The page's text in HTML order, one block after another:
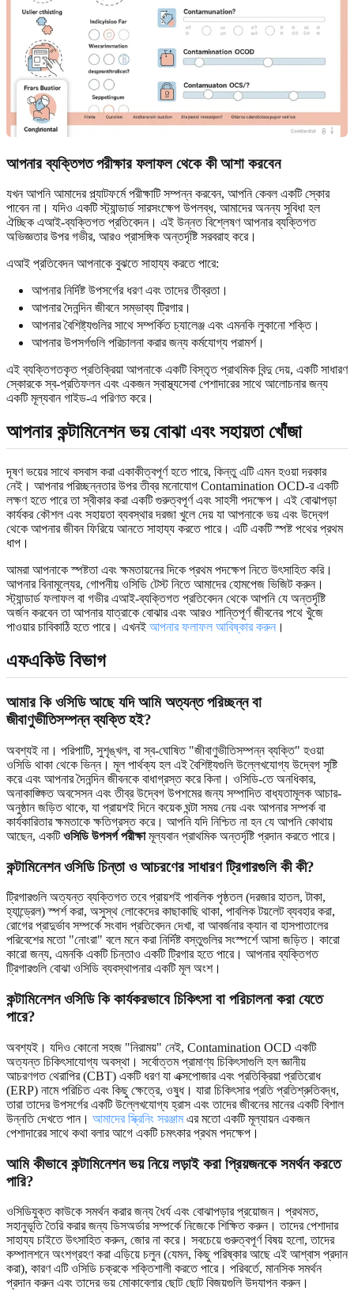
আপনার ব্যক্তিগত পরীক্ষার ফলাফল থেকে কী আশা করবেন
যখন আপনি আমাদের প্ল্যাটফর্মে পরীক্ষাটি সম্পন্ন করবেন, আপনি কেবল একটি স্কোর
পাবেন না। যদিও একটি স্ট্যান্ডার্ড সারসংক্ষেপ উপলব্ধ, আমাদের অনন্য সুবিধা হল
ঐচ্ছিক এআই-ব্যক্তিগত প্রতিবেদন। এই উন্নত বিশ্লেষণ আপনার ব্যক্তিগত
অভিজ্ঞতার উপর গভীর, আরও প্রাসঙ্গিক অন্তর্দৃষ্টি সরবরাহ করে।
এআই প্রতিবেদন আপনাকে বুঝতে সাহায্য করতে পারে:
আপনার নির্দিষ্ট উপসর্গের ধরণ এবং তাদের তীব্রতা।
আপনার দৈনন্দিন জীবনে সম্ভাব্য ট্রিগার।
আপনার বৈশিষ্ট্যগুলির সাথে সম্পর্কিত চ্যালেঞ্জ এবং এমনকি লুকানো শক্তি।
আপনার উপসর্গগুলি পরিচালনা করার জন্য কর্মযোগ্য পরামর্শ।
এই ব্যক্তিগতকৃত প্রতিক্রিয়া আপনাকে একটি বিস্তৃত প্রাথমিক বিন্দু দেয়, একটি সাধারণ
স্কোরকে স্ব-প্রতিফলন এবং একজন স্বাস্থ্যসেবা পেশাদারের সাথে আলোচনার জন্য
একটি মূল্যবান গাইড-এ পরিণত করে।
আপনার কন্টামিনেশন ভয় বোঝা এবং সহায়তা খোঁজা
দূষণ ভয়ের সাথে বসবাস করা একাকীত্বপূর্ণ হতে পারে, কিন্তু এটি এমন হওয়া দরকার
নেই। আপনার পরিচ্ছন্নতার উপর তীব্র মনোযোগ Contamination OCD-র একটি
লক্ষণ হতে পারে তা স্বীকার করা একটি গুরুত্বপূর্ণ এবং সাহসী পদক্ষেপ। এই বোঝাপড়া
কার্যকর কৌশল এবং সহায়তা ব্যবস্থার দরজা খুলে দেয় যা আপনাকে ভয় এবং উদ্বেগ
থেকে আপনার জীবন ফিরিয়ে আনতে সাহায্য করতে পারে। এটি একটি স্পষ্ট পথের প্রথম
ধাপ।
আমরা আপনাকে স্পষ্টতা এবং ক্ষমতায়নের দিকে প্রথম পদক্ষেপ নিতে উৎসাহিত করি।
আপনার বিনামূল্যের, গোপনীয় ওসিডি টেস্ট নিতে আমাদের হোমপেজ ভিজিট করুন।
স্ট্যান্ডার্ড ফলাফল বা গভীর এআই-ব্যক্তিগত প্রতিবেদন থেকে আপনি যে অন্তর্দৃষ্টি
অর্জন করবেন তা আপনার যাত্রাকে বোঝার এবং আরও শান্তিপূর্ণ জীবনের পথে খুঁজে
পাওয়ার চাবিকাঠি হতে পারে। এখনই আপনার ফলাফল আবিষ্কার করুন ।
এফএকিউ বিভাগ
আমার কি ওসিডি আছে যদি আমি অত্যন্ত পরিচ্ছন্ন বা
জীবাণুভীতিসম্পন্ন ব্যক্তি হই?
অবশ্যই না। পরিপাটি, সুশৃঙ্খল, বা স্ব-ঘোষিত "জীবাণুভীতিসম্পন্ন ব্যক্তি" হওয়া
ওসিডি থাকা থেকে ভিন্ন। মূল পার্থক্য হল এই বৈশিষ্ট্যগুলি উল্লেখযোগ্য উদ্বেগ সৃষ্টি
করে এবং আপনার দৈনন্দিন জীবনকে বাধাগ্রস্ত করে কিনা। ওসিডি-তে অনধিকার,
অনাকাঙ্ক্ষিত অবসেসন এবং তীব্র উদ্বেগ উপশমের জন্য সম্পাদিত বাধ্যতামূলক আচার-
অনুষ্ঠান জড়িত থাকে, যা প্রায়শই দিনে কয়েক ঘন্টা সময় নেয় এবং আপনার সম্পর্ক বা
কার্যকারিতার ক্ষমতাকে ক্ষতিগ্রস্ত করে। আপনি যদি নিশ্চিত না হন যে আপনি কোথায়
আছেন, একটিওসিডি উপসর্গ পরীক্ষামূল্যবান প্রাথমিক অন্তর্দৃষ্টি প্রদান করতে পারে।
কন্টামিনেশন ওসিডি চিন্তা ও আচরণের সাধারণ ট্রিগারগুলি কী কী?
ট্রিগারগুলি অত্যন্ত ব্যক্তিগত তবে প্রায়শই পাবলিক পৃষ্ঠতল (দরজার হাতল, টাকা,
হ্যান্ড্রেল) স্পর্শ করা, অসুস্থ লোকেদের কাছাকাছি থাকা, পাবলিক টয়লেট ব্যবহার করা,
রোগের প্রাদুর্ভাব সম্পর্কে সংবাদ প্রতিবেদন দেখা, বা আবর্জনার ক্যান বা হাসপাতালের
পরিবেশের মতো "নোংরা" বলে মনে করা নির্দিষ্ট বস্তুগুলির সংস্পর্শে আসা জড়িত। কারো
কারো জন্য, এমনকি একটি চিন্তাও একটি ট্রিগার হতে পারে। আপনার ব্যক্তিগত
ট্রিগারগুলি বোঝা ওসিডি ব্যবস্থাপনার একটি মূল অংশ।
কন্টামিনেশন ওসিডি কি কার্যকরভাবে চিকিৎসা বা পরিচালনা করা যেতে
পারে?
অবশ্যই। যদিও কোনো সহজ "নিরাময়" নেই, Contamination OCD একটি
অত্যন্ত চিকিৎসাযোগ্য অবস্থা। সর্বোত্তম প্রামাণ্য চিকিৎসাগুলি হল জ্ঞানীয়
আচরণগত থেরাপির (CBT) একটি ধরণ যা এক্সপোজার এবং প্রতিক্রিয়া প্রতিরোধ
(ERP) নামে পরিচিত এবং কিছু ক্ষেত্রে, ওষুধ। যারা চিকিৎসার প্রতি প্রতিশ্রুতিবদ্ধ,
তারা তাদের উপসর্গের একটি উল্লেখযোগ্য হ্রাস এবং তাদের জীবনের মানের একটি বিশাল
উন্নতি দেখতে পান। আমাদের স্ক্রিনিং সরঞ্জামএর মতো একটি মূল্যায়ন একজন
পেশাদারের সাথে কথা বলার আগে একটি চমৎকার প্রথম পদক্ষেপ।
আমি কীভাবে কন্টামিনেশন ভয় নিয়ে লড়াই করা প্রিয়জনকে সমর্থন করতে
পারি?
ওসিডিযুক্ত কাউকে সমর্থন করার জন্য ধৈর্য এবং বোঝাপড়ার প্রয়োজন। প্রথমত,
সহানুভূতি তৈরি করার জন্য ডিসঅর্ডার সম্পর্কে নিজেকে শিক্ষিত করুন। তাদের পেশাদার
সাহায্য চাইতে উৎসাহিত করুন, জোর না করে। সবচেয়ে গুরুত্বপূর্ণ বিষয় হলো, তাদের
কম্পালশনে অংশগ্রহণ করা এড়িয়ে চলুন (যেমন, কিছু পরিষ্কার আছে এই আশ্বাস প্রদান
করা), কারণ এটি ওসিডি চক্রকে শক্তিশালী করতে পারে। পরিবর্তে, মানসিক সমর্থন
প্রদান করুন এবং তাদের ভয় মোকাবেলার ছোট ছোট বিজয়গুলি উদযাপন করুন।